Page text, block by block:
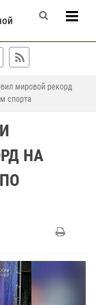
мировой рекорд
спорта
НА